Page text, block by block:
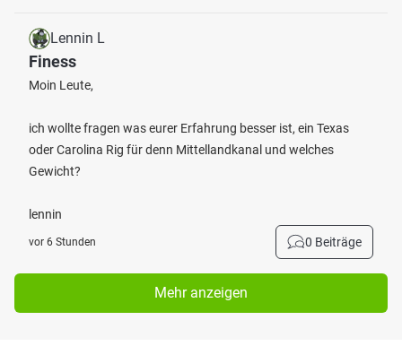
Lennin L
Finess
Moin Leute,
ich wollte fragen was eurer Erfahrung besser ist, ein Texas
oder Carolina Rig für denn Mittellandkanal und welches
Gewicht?
lennin
vor 6 Stunden 0 Beiträge
Mehr anzeigen